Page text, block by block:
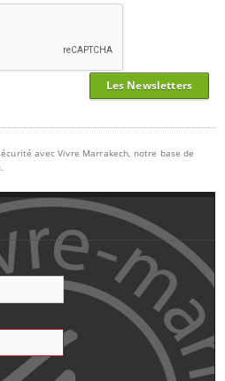
Les Newsletters
avec Vivre Marrakech, notre base de